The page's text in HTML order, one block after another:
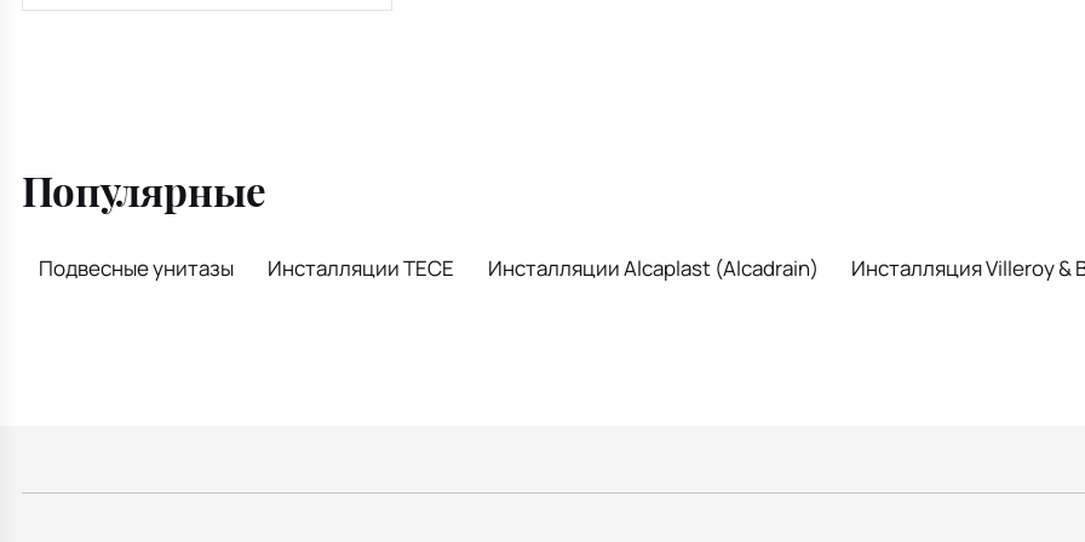
92099600, для
Популярные
Подвесные унитазы Инсталляции TECE Инсталляции Alcaplast (Alcadrain) Инсталляция Villeroy &